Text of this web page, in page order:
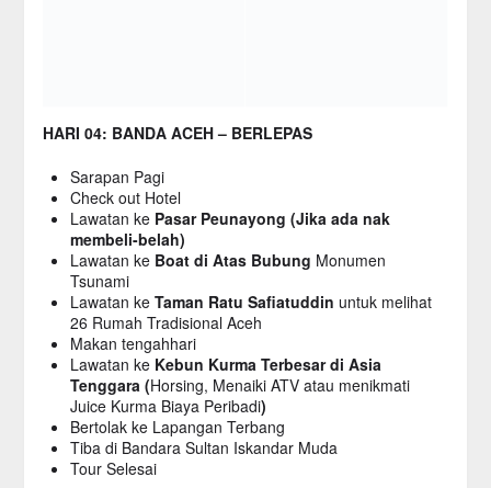
HARI 04: BANDA ACEH – BERLEPAS
Sarapan Pagi
Check out Hotel
Lawatan ke Pasar Peunayong (Jika ada nak
membeli-belah)
Lawatan ke Boat di Atas Bubung Monumen
Tsunami
Lawatan ke Taman Ratu Safiatuddin untuk melihat
26 Rumah Tradisional Aceh
Makan tengahhari
Lawatan ke Kebun Kurma Terbesar di Asia
Tenggara (Horsing, Menaiki ATV atau menikmati
Juice Kurma Biaya Peribadi)
Bertolak ke Lapangan Terbang
Tiba di Bandara Sultan Iskandar Muda
Tour Selesai